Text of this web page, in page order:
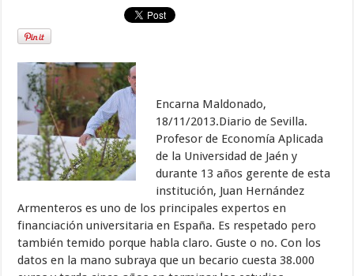
Encarna Maldonado,
18/11/2013.Diario de Sevilla.
Profesor de Economía Aplicada
de la Universidad de Jaén y
durante 13 años gerente de esta
institución, Juan Hernández
Armenteros es uno de los principales expertos en
financiación universitaria en España. Es respetado pero
también temido porque habla claro. Guste o no. Con los
datos en la mano subraya que un becario cuesta 38.000